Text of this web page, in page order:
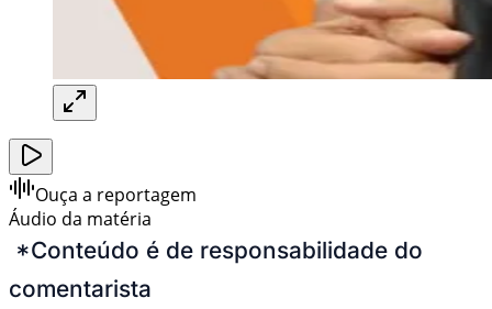
Ouça a reportagem
Áudio da matéria
*Conteúdo é de responsabilidade do
comentarista